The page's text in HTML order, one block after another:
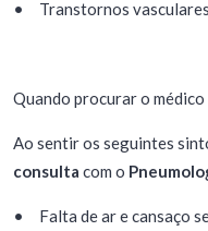
• Transtornos
Quando procurar o médico
Ao sentir os seguintes
consulta com o
• Falta de ar e cansaço